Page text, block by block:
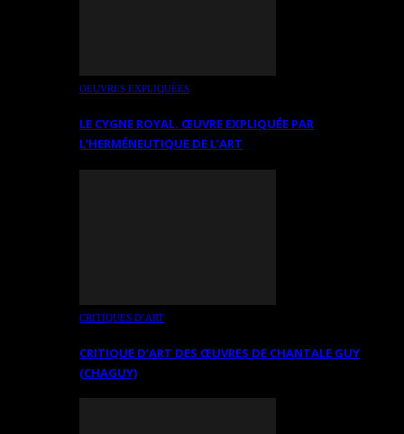
OEUVRES EXPLIQUÉES
LE CYGNE ROYAL. ŒUVRE EXPLIQUÉE PAR
L’HERMÉNEUTIQUE DE L’ART
CRITIQUES D’ART
CRITIQUE D’ART DES ŒUVRES DE CHANTALE GUY
(CHAGUY)